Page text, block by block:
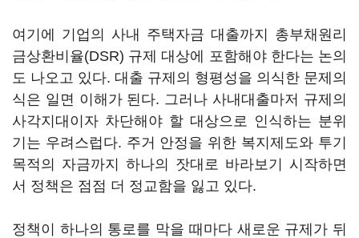
여기에 기업의 사내 주택자금 대출까지 총부채원리
금상환비율(DSR) 규제 대상에 포함해야 한다는 논의
도 나오고 있다. 대출 규제의 형평성을 의식한 문제의
식은 일면 이해가 된다. 그러나 사내대출마저 규제의
사각지대이자 차단해야 할 대상으로 인식하는 분위
기는 우려스럽다. 주거 안정을 위한 복지제도와 투기
목적의 자금까지 하나의 잣대로 바라보기 시작하면
서 정책은 점점 더 정교함을 잃고 있다.
정책이 하나의 통로를 막을 때마다 새로운 규제가 뒤